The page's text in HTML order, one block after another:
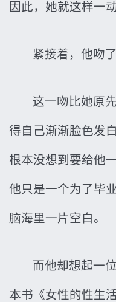
因此，她就这样一
紧接着，他吻了
这一吻比她原
得自己渐渐脸色发
根本没想到要给他
他只是一个为了毕
脑海里一片空白。
而他却想起一
本书《女性的性生